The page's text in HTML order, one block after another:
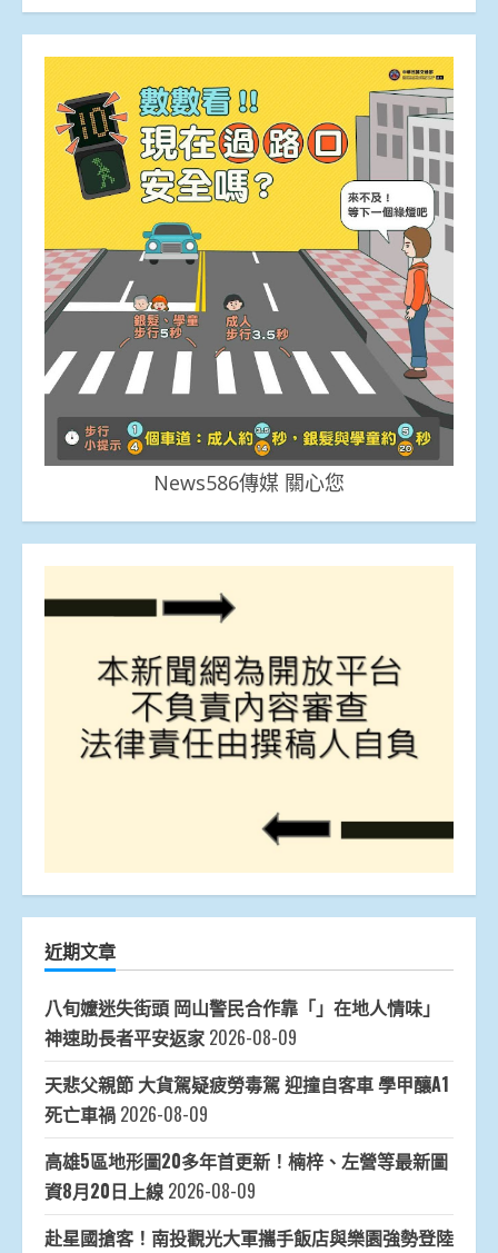
News586傳媒 關心您
近期文章
八旬嬤迷失街頭 岡山警民合作靠「」在地人情味」
神速助長者平安返家 2026-08-09
天悲父親節 大貨駕疑疲勞毒駕 迎撞自客車 學甲釀A1
死亡車禍 2026-08-09
高雄5區地形圖20多年首更新！楠梓、左營等最新圖
資8月20日上線 2026-08-09
赴星國搶客！南投觀光大軍攜手飯店與樂園強勢登陸